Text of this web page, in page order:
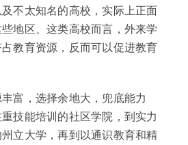
不太知名的高校，实际上正面
地区、这类高校而言，外来学
教育资源，反而可以促进教育
富，选择余地大，兜底能力
技能培训的社区学院，到实力
立大学，再到以通识教育和精